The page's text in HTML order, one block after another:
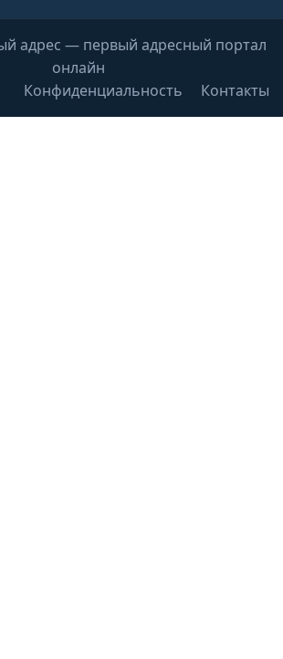
адрес — первый адресный портал
онлайн
Конфиденциальность
Контакты